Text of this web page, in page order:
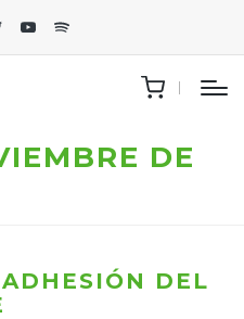
YoutubeSpotify
DE
DEL